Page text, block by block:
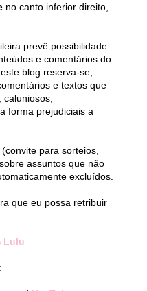
no canto inferior direito,
prevê possibilidade
e comentários do
blog reserva-se,
e textos que
forma prejudiciais a
para sorteios,
assuntos que não
excluídos.
que eu possa retribuir
Lulu